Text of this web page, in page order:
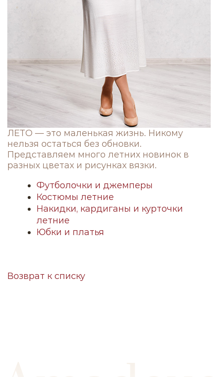
ЛЕТО — это маленькая жизнь. Никому
нельзя остаться без обновки.
Представляем много летних новинок в
разных цветах и рисунках вязки.
Футболочки и джемперы
Костюмы летние
Накидки, кардиганы и курточки
летние
Юбки и платья
Возврат к списку